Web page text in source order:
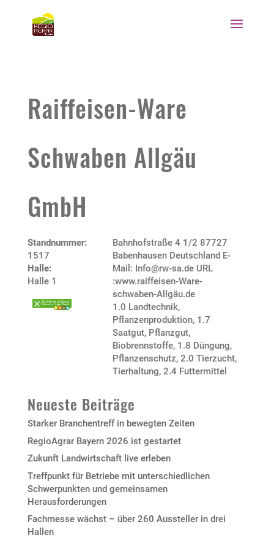
Raiffeisen-Ware
Schwaben Allgäu
GmbH
Standnummer:
1517
Halle:
Halle 1
Bahnhofstraße 4 1/2 87727
Babenhausen Deutschland E-
Mail: Info@rw-sa.de URL
:www.raiffeisen-Ware-
schwaben-Allgäu.de
1.0 Landtechnik,
Pflanzenproduktion, 1.7
Saatgut, Pflanzgut,
Biobrennstoffe, 1.8 Düngung,
Pflanzenschutz,2.0 Tierzucht,
Tierhaltung,2.4 Futtermittel
Neueste Beiträge
Starker Branchentreff in bewegten Zeiten
RegioAgrar Bayern 2026 ist gestartet
Zukunft Landwirtschaft live erleben
Treffpunkt für Betriebe mit unterschiedlichen
Schwerpunkten und gemeinsamen
Herausforderungen
Fachmesse wächst – über 260 Aussteller in drei
Hallen